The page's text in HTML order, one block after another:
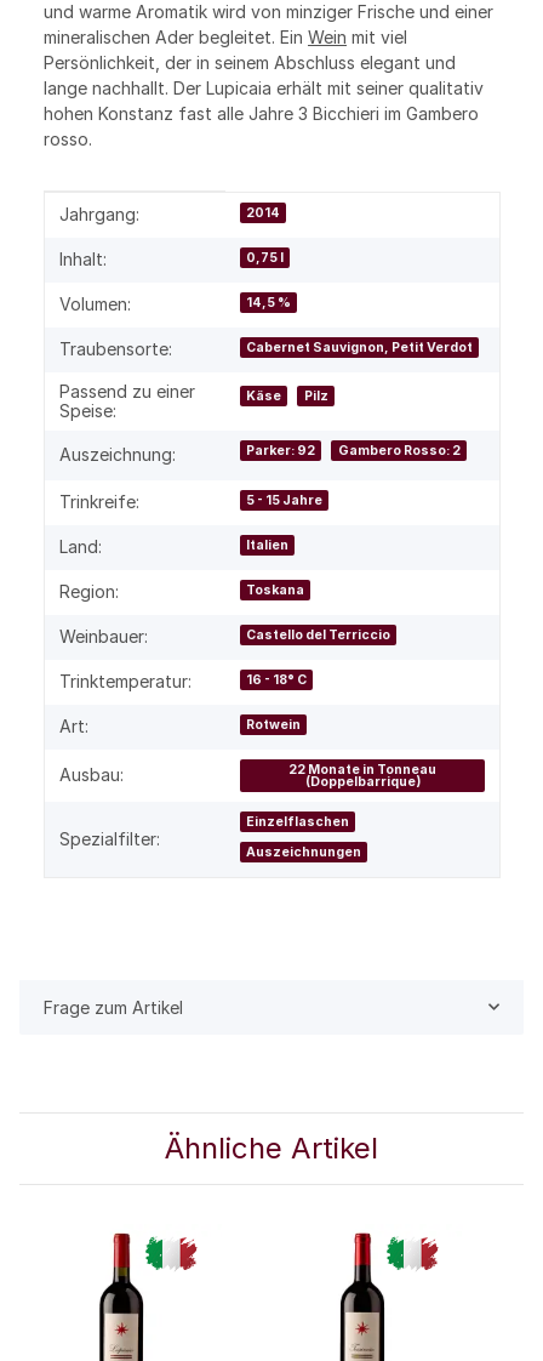
und warme Aromatik wird von minziger Frische und einer
mineralischen Ader begleitet. Ein Wein mit viel
Persönlichkeit, der in seinem Abschluss elegant und
lange nachhallt. Der Lupicaia erhält mit seiner qualitativ
hohen Konstanz fast alle Jahre 3 Bicchieri im Gambero
rosso.
Produkteigenschaft
Wert
Jahrgang: 2014
Inhalt: 0,75 l
Volumen: 14,5 %
Traubensorte: Cabernet Sauvignon, Petit Verdot
Passend zu einer
Speise:
Käse Pilz
Auszeichnung: Parker: 92 Gambero Rosso: 2
Trinkreife: 5 - 15 Jahre
Land: Italien
Region: Toskana
Weinbauer: Castello del Terriccio
Trinktemperatur: 16 - 18° C
Art: Rotwein
Ausbau: 22 Monate in Tonneau
(Doppelbarrique)
Spezialfilter:
Einzelflaschen
Auszeichnungen
Frage zum Artikel
Ähnliche Artikel